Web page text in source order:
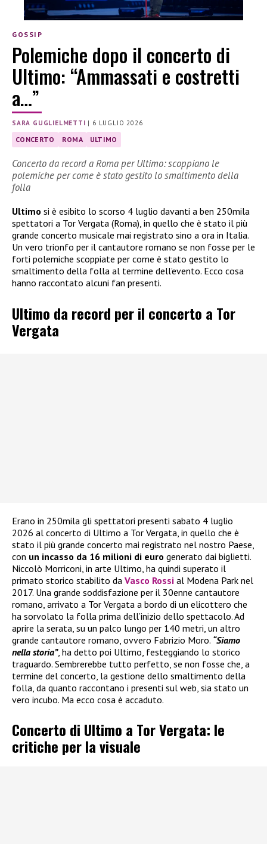
GOSSIP
Polemiche dopo il concerto di
Ultimo: “Ammassati e costretti
a…”
SARA GUGLIELMETTI | 6 LUGLIO 2026
CONCERTO ROMA ULTIMO
Concerto da record a Roma per Ultimo: scoppiano le
polemiche per come è stato gestito lo smaltimento della
folla
Ultimo si è esibito lo scorso 4 luglio davanti a ben 250mila
spettatori a Tor Vergata (Roma), in quello che è stato il più
grande concerto musicale mai registrato sino a ora in Italia.
Un vero trionfo per il cantautore romano se non fosse per le
forti polemiche scoppiate per come è stato gestito lo
smaltimento della folla al termine dell’evento. Ecco cosa
hanno raccontato alcuni fan presenti.
Ultimo da record per il concerto a Tor
Vergata
Erano in 250mila gli spettatori presenti sabato 4 luglio
2026 al concerto di Ultimo a Tor Vergata, in quello che è
stato il più grande concerto mai registrato nel nostro Paese,
con un incasso da 16 milioni di euro generato dai biglietti.
Niccolò Morriconi, in arte Ultimo, ha quindi superato il
primato storico stabilito da Vasco Rossi al Modena Park nel
2017. Una grande soddisfazione per il 30enne cantautore
romano, arrivato a Tor Vergata a bordo di un elicottero che
ha sorvolato la folla prima dell’inizio dello spettacolo. Ad
aprire la serata, su un palco lungo per 140 metri, un altro
grande cantautore romano, ovvero Fabrizio Moro. “Siamo
nella storia”, ha detto poi Ultimo, festeggiando lo storico
traguardo. Sembrerebbe tutto perfetto, se non fosse che, a
termine del concerto, la gestione dello smaltimento della
folla, da quanto raccontano i presenti sul web, sia stato un
vero incubo. Ma ecco cosa è accaduto.
Concerto di Ultimo a Tor Vergata: le
critiche per la visuale